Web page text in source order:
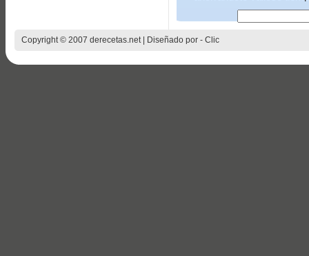
Copyright © 2007 derecetas.net | Diseñado por - Clic